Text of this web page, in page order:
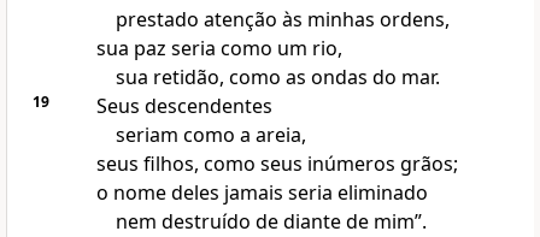
prestado atenção às minhas ordens,
sua paz seria como um rio,
sua retidão, como as ondas do mar.
19
Seus descendentes
seriam como a areia,
seus filhos, como seus inúmeros grãos;
o nome deles jamais seria eliminado
nem destruído de diante de mim”.